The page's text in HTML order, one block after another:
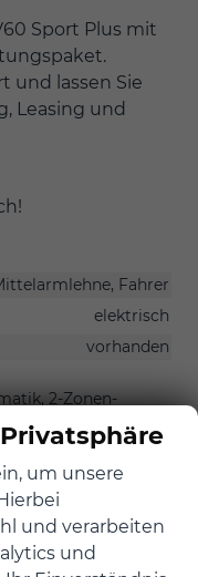
Sport Plus mit
und lassen Sie
Leasing und
Fahrer
elektrisch
vorhanden
2-Zonen-
mit
Belüftete
um unsere
und verarbeiten
und